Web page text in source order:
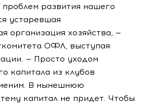
развития нашего
устаревшая
организация хозяйства, —
ОФЛ, выступая
— Просто уходом
капитала из клубов
В нынешнюю
капитал не придет. Чтобы